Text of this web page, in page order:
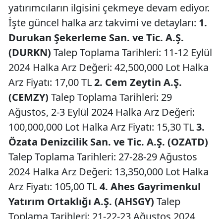
yatırımcıların ilgisini çekmeye devam ediyor.
İşte güncel halka arz takvimi ve detayları: 1.
Durukan Şekerleme San. ve Tic. A.Ş.
(DURKN) Talep Toplama Tarihleri: 11-12 Eylül
2024 Halka Arz Değeri: 42,500,000 Lot Halka
Arz Fiyatı: 17,00 TL2. Cem Zeytin A.Ş.
(CEMZY) Talep Toplama Tarihleri: 29
Ağustos, 2-3 Eylül 2024 Halka Arz Değeri:
100,000,000 Lot Halka Arz Fiyatı: 15,30 TL3.
Özata Denizcilik San. ve Tic. A.Ş. (OZATD)
Talep Toplama Tarihleri: 27-28-29 Ağustos
2024 Halka Arz Değeri: 13,350,000 Lot Halka
Arz Fiyatı: 105,00 TL4. Ahes Gayrimenkul
Yatırım Ortaklığı A.Ş. (AHSGY) Talep
Toplama Tarihleri: 21-22-23 Ağustos 2024